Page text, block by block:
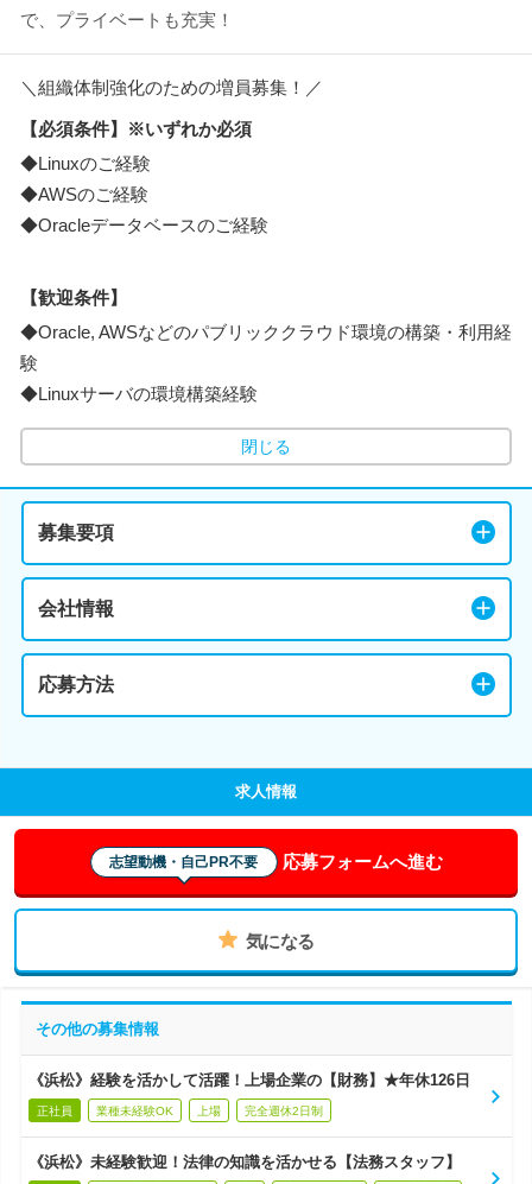
で、プライベートも充実！
＼組織体制強化のための増員募集！／
【必須条件】※いずれか必須
◆Linuxのご経験
◆AWSのご経験
◆Oracleデータベースのご経験
【歓迎条件】
◆Oracle, AWSなどのパブリッククラウド環境の構築・利用経
験
◆Linuxサーバの環境構築経験
閉じる
募集要項
会社情報
応募方法
求人情報
志望動機・自己PR不要 応募フォームへ進む
気になる
その他の募集情報
《浜松》経験を活かして活躍！上場企業の【財務】★年休126日
正社員 業種未経験OK 上場 完全週休2日制
《浜松》未経験歓迎！法律の知識を活かせる【法務スタッフ】